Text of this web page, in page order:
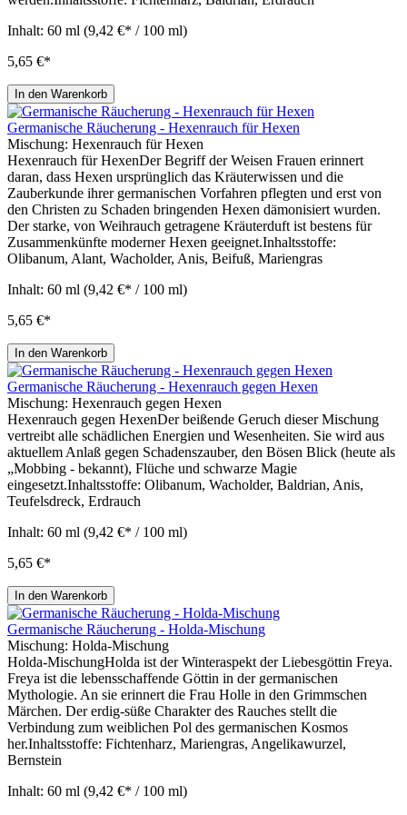
Inhalt: 60 ml (9,42 €* / 100 ml)
5,65 €*
In den Warenkorb
Germanische Räucherung - Hexenrauch für Hexen
Mischung: Hexenrauch für Hexen
Hexenrauch für HexenDer Begriff der Weisen Frauen erinnert
daran, dass Hexen ursprünglich das Kräuterwissen und die
Zauberkunde ihrer germanischen Vorfahren pflegten und erst von
den Christen zu Schaden bringenden Hexen dämonisiert wurden.
Der starke, von Weihrauch getragene Kräuterduft ist bestens für
Zusammenkünfte moderner Hexen geeignet.Inhaltsstoffe:
Olibanum, Alant, Wacholder, Anis, Beifuß, Mariengras
Inhalt: 60 ml (9,42 €* / 100 ml)
5,65 €*
In den Warenkorb
Germanische Räucherung - Hexenrauch gegen Hexen
Mischung: Hexenrauch gegen Hexen
Hexenrauch gegen HexenDer beißende Geruch dieser Mischung
vertreibt alle schädlichen Energien und Wesenheiten. Sie wird aus
aktuellem Anlaß gegen Schadenszauber, den Bösen Blick (heute als
„Mobbing - bekannt), Flüche und schwarze Magie
eingesetzt.Inhaltsstoffe: Olibanum, Wacholder, Baldrian, Anis,
Teufelsdreck, Erdrauch
Inhalt: 60 ml (9,42 €* / 100 ml)
5,65 €*
In den Warenkorb
Germanische Räucherung - Holda-Mischung
Mischung: Holda-Mischung
Holda-MischungHolda ist der Winteraspekt der Liebesgöttin Freya.
Freya ist die lebensschaffende Göttin in der germanischen
Mythologie. An sie erinnert die Frau Holle in den Grimmschen
Märchen. Der erdig-süße Charakter des Rauches stellt die
Verbindung zum weiblichen Pol des germanischen Kosmos
her.Inhaltsstoffe: Fichtenharz, Mariengras, Angelikawurzel,
Bernstein
Inhalt: 60 ml (9,42 €* / 100 ml)